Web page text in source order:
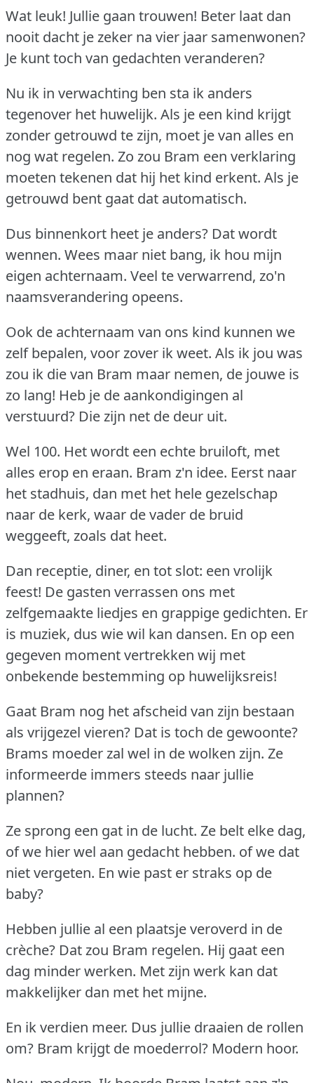
Wat leuk! Jullie gaan trouwen! Beter laat dan
nooit dacht je zeker na vier jaar samenwonen?
Je kunt toch van gedachten veranderen?
Nu ik in verwachting ben sta ik anders
tegenover het huwelijk. Als je een kind krijgt
zonder getrouwd te zijn, moet je van alles en
nog wat regelen. Zo zou Bram een verklaring
moeten tekenen dat hij het kind erkent. Als je
getrouwd bent gaat dat automatisch.
Dus binnenkort heet je anders? Dat wordt
wennen. Wees maar niet bang, ik hou mijn
eigen achternaam. Veel te verwarrend, zo'n
naamsverandering opeens.
Ook de achternaam van ons kind kunnen we
zelf bepalen, voor zover ik weet. Als ik jou was
zou ik die van Bram maar nemen, de jouwe is
zo lang! Heb je de aankondigingen al
verstuurd? Die zijn net de deur uit.
Wel 100. Het wordt een echte bruiloft, met
alles erop en eraan. Bram z'n idee. Eerst naar
het stadhuis, dan met het hele gezelschap
naar de kerk, waar de vader de bruid
weggeeft, zoals dat heet.
Dan receptie, diner, en tot slot: een vrolijk
feest! De gasten verrassen ons met
zelfgemaakte liedjes en grappige gedichten. Er
is muziek, dus wie wil kan dansen. En op een
gegeven moment vertrekken wij met
onbekende bestemming op huwelijksreis!
Gaat Bram nog het afscheid van zijn bestaan
als vrijgezel vieren? Dat is toch de gewoonte?
Brams moeder zal wel in de wolken zijn. Ze
informeerde immers steeds naar jullie
plannen?
Ze sprong een gat in de lucht. Ze belt elke dag,
of we hier wel aan gedacht hebben. of we dat
niet vergeten. En wie past er straks op de
baby?
Hebben jullie al een plaatsje veroverd in de
crèche? Dat zou Bram regelen. Hij gaat een
dag minder werken. Met zijn werk kan dat
makkelijker dan met het mijne.
En ik verdien meer. Dus jullie draaien de rollen
om? Bram krijgt de moederrol? Modern hoor.